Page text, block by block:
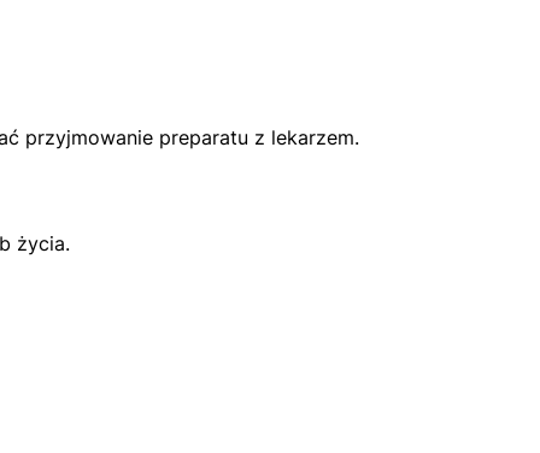
przyjmowanie preparatu z lekarzem.
życia.